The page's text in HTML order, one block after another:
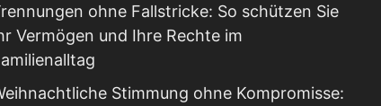
ohne Fallstricke: So schützen Sie
Vermögen und Ihre Rechte im
Stimmung ohne Kompromisse: